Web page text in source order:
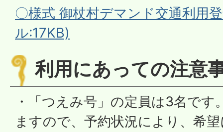
〇様式 御杖村デマンド交通利用
ル:17KB)
利用にあっての注意
・「つえみ号」の定員は3名です
ますので、予約状況により、希